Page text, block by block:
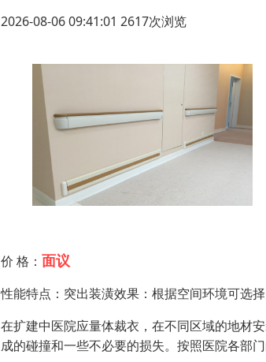
2026-08-06 09:41:01 2617次浏览
价 格： 面议
性能特点：突出装潢效果：根据空间环境可选
在扩建中医院应量体裁衣，在不同区域的地材
成的碰撞和一些不必要的损失。按照医院各部